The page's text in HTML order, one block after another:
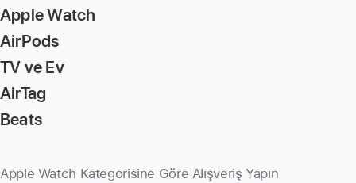
Apple Watch
AirPods
TV ve Ev
AirTag
Beats
Apple Watch Kategorisine Göre Alışveriş Yapın